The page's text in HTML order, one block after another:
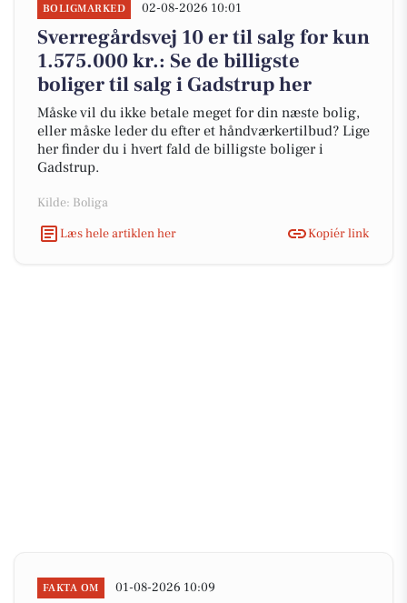
BOLIGMARKED 02-08-2026 10:01
Sverregårdsvej 10 er til salg for kun
1.575.000 kr.: Se de billigste
boliger til salg i Gadstrup her
Måske vil du ikke betale meget for din næste bolig,
eller måske leder du efter et håndværkertilbud? Lige
her finder du i hvert fald de billigste boliger i
Gadstrup.
Kilde: Boliga
Læs hele artiklen her
Kopiér link
FAKTA OM 01-08-2026 10:09